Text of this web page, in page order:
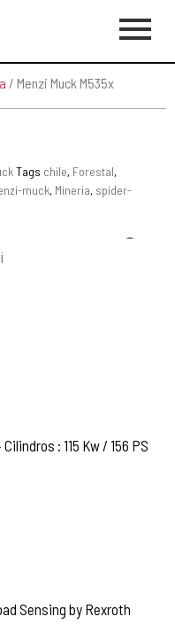
/ Menzi Muck M535x
Tags chile, Forestal,
muck, Mineria, spider-
: 115 Kw / 156 PS
Sensing by Rexroth